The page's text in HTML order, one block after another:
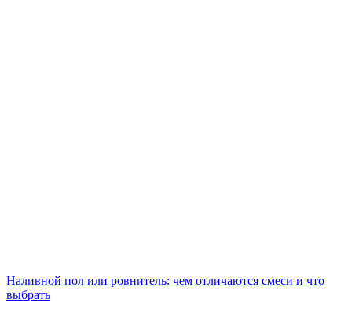
Наливной пол или ровнитель: чем отличаются смеси и что
выбрать